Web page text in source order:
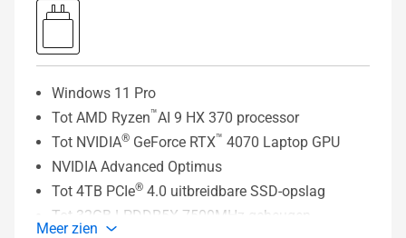
Windows 11 Pro
Tot AMD Ryzen™AI 9 HX 370 processor
Tot NVIDIA® GeForce RTX™ 4070 Laptop GPU
NVIDIA Advanced Optimus
Tot 4TB PCIe® 4.0 uitbreidbare SSD-opslag
Tot 32GB LPDDR5X-7500MHz geheugen
Meer zien